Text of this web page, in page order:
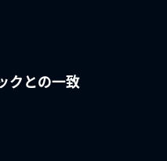
クとの一致